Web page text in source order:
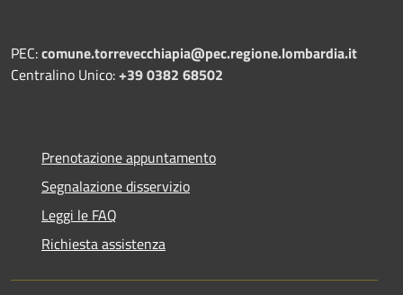
PEC:comune.torrevecchiapia@pec.regione.lombardia.it
Centralino Unico:+39 0382 68502
Prenotazione appuntamento
Segnalazione disservizio
Leggi le FAQ
Richiesta assistenza